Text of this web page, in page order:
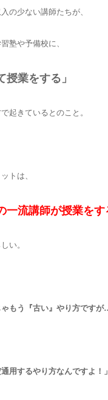
の少ない講師たちが、
塾や予備校に、
授業をする」
起きているとのこと。
トは、
一流講師が授業をす
い。
ゃもう『古い』やり方ですが
用するやり方なんですよ！」